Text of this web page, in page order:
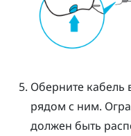
Оберните кабель
рядом с ним.
должен быть